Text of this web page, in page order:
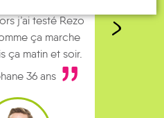
j’ai testé Rezo
ça marche
ça matin et soir.
36 ans